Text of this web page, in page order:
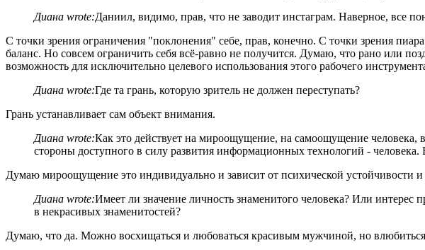
Диана wrote:Даниил, видимо, прав, что не заводит инстаграм. Наверное, все
С точки зрения ограничения "поклонения" себе, прав, конечно. С точки зрения
баланс. Но совсем ограничить себя всё-равно не получится. Думаю, что рано или
возможность для исключительно целевого использования этого рабочего
Диана wrote:Где та грань, которую зритель не должен переступать?
Грань устанавливает сам объект внимания.
Диана wrote:Как это действует на мироощущение, на самоощущение человека,
стороны доступного в силу развития информационных технологий -
Думаю мироощущение это индивидуально и зависит от психической устойчивости
Диана wrote:Имеет ли значение личность знаменитого человека? Или
в некрасивых знаменитостей?
Думаю, что да. Можно восхищаться и любоваться красивым мужчиной, но